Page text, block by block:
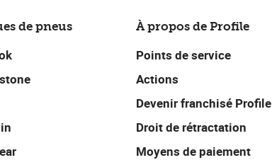
de pneus À propos de Profile
Points de service
Actions
Devenir franchisé Profile
Droit de rétractation
Moyens de paiement